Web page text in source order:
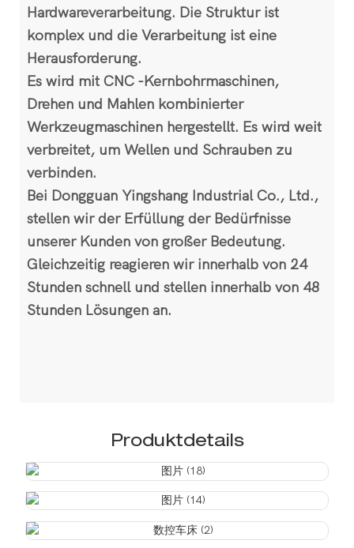
Hardwareverarbeitung. Die Struktur ist
komplex und die Verarbeitung ist eine
Herausforderung.
Es wird mit CNC -Kernbohrmaschinen,
Drehen und Mahlen kombinierter
Werkzeugmaschinen hergestellt. Es wird weit
verbreitet, um Wellen und Schrauben zu
verbinden.
Bei Dongguan Yingshang Industrial Co., Ltd.,
stellen wir der Erfüllung der Bedürfnisse
unserer Kunden von großer Bedeutung.
Gleichzeitig reagieren wir innerhalb von 24
Stunden schnell und stellen innerhalb von 48
Stunden Lösungen an.
Produktdetails